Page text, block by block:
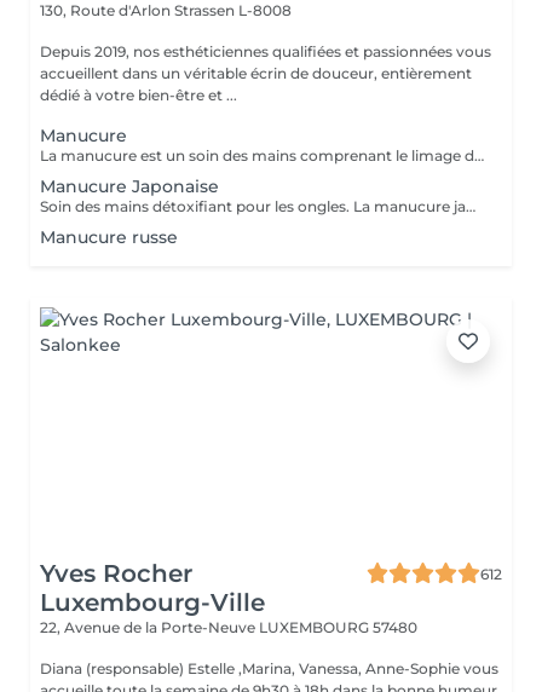
130, Route d'Arlon Strassen L-8008
Depuis 2019, nos esthéticiennes qualifiées et passionnées vous
accueillent dans un véritable écrin de douceur, entièrement
dédié à votre bien-être et ...
Manucure
La manucure est un soin des mains comprenant le limage des ongles, la pousse et la coupe des cuticules, gommage, massage avec crème de soin et application d'un vernis transparent si désiré.
Manucure Japonaise
Soin des mains détoxifiant pour les ongles. La manucure japonaise consiste à polir et nettoyer les ongles en profondeur pour ensuite les nourrir avec une pâte à base de cire d'abeille qui va oxygéner l'ongle. L'ongle ressort brillant naturellement et pour une durée de 3 semaines. Comprend le limage des ongles, la pousse et la coupe des cuticules, polissage, application de la pâte à base de cire d'abeille et de la poudre fixante, gommage, massage avec crème de soin et application d'un vernis transparent si désiré.
Manucure russe
Yves Rocher
Luxembourg-Ville
612
22, Avenue de la Porte-Neuve LUXEMBOURG 57480
Diana (responsable) Estelle ,Marina, Vanessa, Anne-Sophie vous